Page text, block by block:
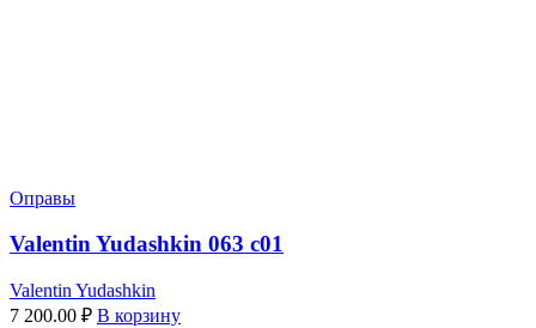
Оправы
Valentin Yudashkin 063 c01
Valentin Yudashkin
7 200.00 ₽ В корзину